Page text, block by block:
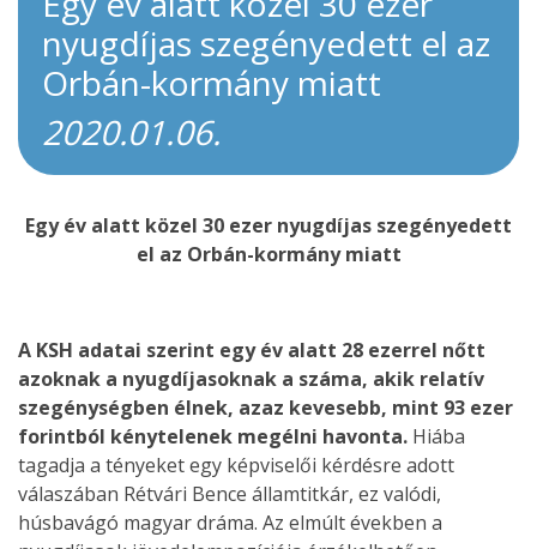
nyugdíjas szegényedett el az
Orbán-kormány miatt
2020.01.06.
Egy év alatt közel 30 ezer nyugdíjas szegényedett
el az Orbán-kormány miatt
A KSH adatai szerint egy év alatt 28 ezerrel nőtt
azoknak a nyugdíjasoknak a száma, akik relatív
szegénységben élnek, azaz kevesebb, mint 93 ezer
forintból kénytelenek megélni havonta. Hiába
tagadja a tényeket egy képviselői kérdésre adott
válaszában Rétvári Bence államtitkár, ez valódi,
húsbavágó magyar dráma. Az elmúlt években a